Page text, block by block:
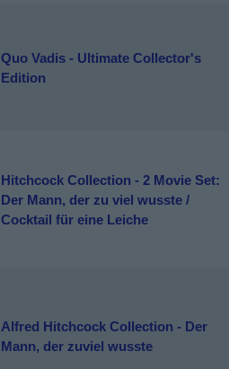
Quo Vadis - Ultimate Collector's
Edition
Hitchcock Collection - 2 Movie Set:
Der Mann, der zu viel wusste /
Cocktail für eine Leiche
Alfred Hitchcock Collection - Der
Mann, der zuviel wusste